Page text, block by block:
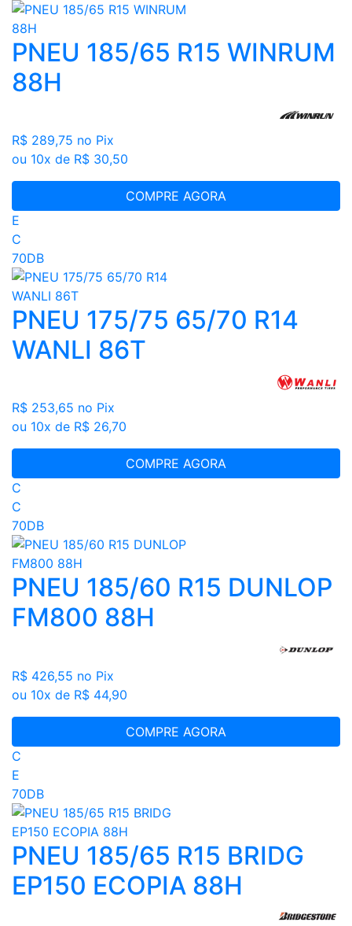
PNEU 185/65 R15 WINRUM
88H
R$ 289,75 no Pix
ou 10x de R$ 30,50
COMPRE AGORA
E
C
70DB
PNEU 175/75 65/70 R14
WANLI 86T
R$ 253,65 no Pix
ou 10x de R$ 26,70
COMPRE AGORA
C
C
70DB
PNEU 185/60 R15 DUNLOP
FM800 88H
R$ 426,55 no Pix
ou 10x de R$ 44,90
COMPRE AGORA
C
E
70DB
PNEU 185/65 R15 BRIDG
EP150 ECOPIA 88H